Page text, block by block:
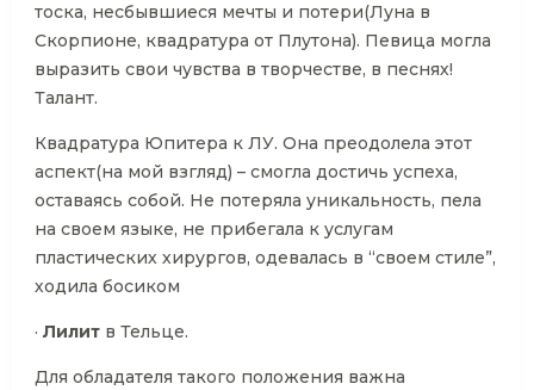
тоска, несбывшиеся мечты и потери(Луна в
Скорпионе, квадратура от Плутона). Певица могла
выразить свои чувства в творчестве, в песнях!
Талант.
Квадратура Юпитера к ЛУ. Она преодолела этот
аспект(на мой взгляд) – смогла достичь успеха,
оставаясь собой. Не потеряла уникальность, пела
на своем языке, не прибегала к услугам
пластических хирургов, одевалась в “своем стиле”,
ходила босиком
· Лилит в Тельце.
Для обладателя такого положения важна